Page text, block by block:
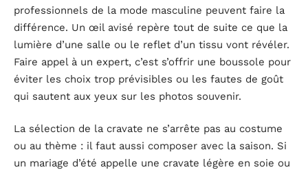
professionnels de la mode masculine peuvent faire la
différence. Un œil avisé repère tout de suite ce que la
lumière d’une salle ou le reflet d’un tissu vont révéler.
Faire appel à un expert, c’est s’offrir une boussole pour
éviter les choix trop prévisibles ou les fautes de goût
qui sautent aux yeux sur les photos souvenir.
La sélection de la cravate ne s’arrête pas au costume
ou au thème : il faut aussi composer avec la saison. Si
un mariage d’été appelle une cravate légère en soie ou